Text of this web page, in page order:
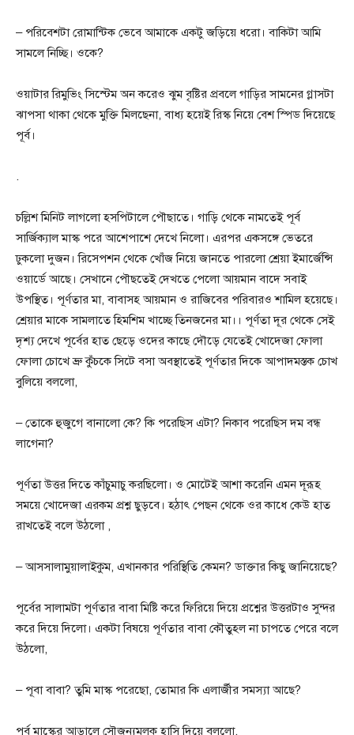
– পরিবেশটা রোমান্টিক ভেবে আমাকে একটু জড়িয়ে ধরো। বাকিটা আমি
সামলে নিচ্ছি। ওকে?
ওয়াটার রিমুভিং সিস্টেম অন করেও ঝুম বৃষ্টির প্রবলে গাড়ির সামনের গ্লাসটা
ঝাপসা থাকা থেকে মুক্তি মিলছেনা, বাধ্য হয়েই রিস্ক নিয়ে বেশ স্পিড দিয়েছে
পূর্ব।
.
চল্লিশ মিনিট লাগলো হসপিটালে পৌছাতে। গাড়ি থেকে নামতেই পূর্ব
সার্জিক্যাল মাস্ক পরে আশেপাশে দেখে নিলো। এরপর একসঙ্গে ভেতরে
ঢুকলো দুজন। রিসেপশন থেকে খোঁজ নিয়ে জানতে পারলো শ্রেয়া ইমার্জেন্সি
ওয়ার্ডে আছে। সেখানে পৌছতেই দেখতে পেলো আয়মান বাদে সবাই
উপস্থিত। পূর্ণতার মা, বাবাসহ আয়মান ও রাজিবের পরিবারও শামিল হয়েছে।
শ্রেয়ার মাকে সামলাতে হিমশিম খাচ্ছে তিনজনের মা।। পূর্ণতা দূর থেকে সেই
দৃশ্য দেখে পূর্বের হাত ছেড়ে ওদের কাছে দৌড়ে যেতেই খোদেজা ফোলা
ফোলা চোখে ভ্রু কুঁচকে সিটে বসা অবস্থাতেই পূর্ণতার দিকে আপাদমস্তক চোখ
বুলিয়ে বললো,
– তোকে হুজুগে বানালো কে? কি পরেছিস এটা? নিকাব পরেছিস দম বন্ধ
লাগেনা?
পূর্ণতা উত্তর দিতে কাঁচুমাচু করছিলো। ও মোটেই আশা করেনি এমন দূরূহ
সময়ে খোদেজা এরকম প্রশ্ন ছুড়বে। হঠাৎ পেছন থেকে ওর কাধে কেউ হাত
রাখতেই বলে উঠলো ,
– আসসালামুয়ালাইকুম, এখানকার পরিস্থিতি কেমন? ডাক্তার কিছু জানিয়েছে?
পূর্বের সালামটা পূর্ণতার বাবা মিষ্টি করে ফিরিয়ে দিয়ে প্রশ্নের উত্তরটাও সুন্দর
করে দিয়ে দিলো। একটা বিষয়ে পূর্ণতার বাবা কৌতুহল না চাপতে পেরে বলে
উঠলো,
– পূবা বাবা? তুমি মাস্ক পরেছো, তোমার কি এলার্জীর সমস্যা আছে?
পূর্ব মাস্কের আড়ালে সৌজন্যমূলক হাসি দিয়ে বললো,